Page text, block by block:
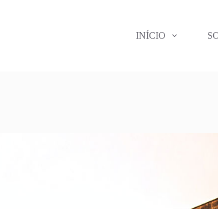
INÍCIO